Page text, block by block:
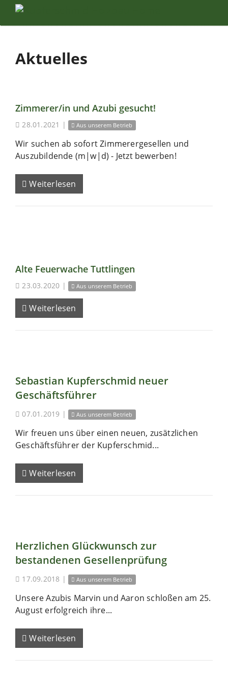
Aktuelles
Zimmerer/in und Azubi gesucht!
28.01.2021 | Aus unserem Betrieb
Wir suchen ab sofort Zimmerergesellen und
Auszubildende (m|w|d) - Jetzt bewerben!
Weiterlesen
Alte Feuerwache Tuttlingen
23.03.2020 | Aus unserem Betrieb
Weiterlesen
Sebastian Kupferschmid neuer
Geschäftsführer
07.01.2019 | Aus unserem Betrieb
Wir freuen uns über einen neuen, zusätzlichen
Geschäftsführer der Kupferschmid...
Weiterlesen
Herzlichen Glückwunsch zur
bestandenen Gesellenprüfung
17.09.2018 | Aus unserem Betrieb
Unsere Azubis Marvin und Aaron schloßen am 25.
August erfolgreich ihre...
Weiterlesen